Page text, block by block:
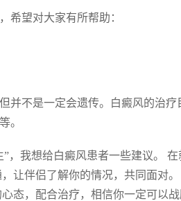
希望对大家有所帮助：
并不是一定会遗传。白癜风的治
。
，我想给白癜风患者一些建议。
让伴侣了解你的情况，共同面对
态，配合治疗，相信你一定可以战